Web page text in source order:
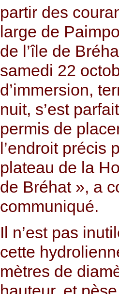
partir des
large de
de l’île de
samedi 22
d’immersion,
nuit, s’est
permis de
l’endroit précis
plateau de la
de Bréhat », a
communiqué.
Il n’est pas
cette
mètres de